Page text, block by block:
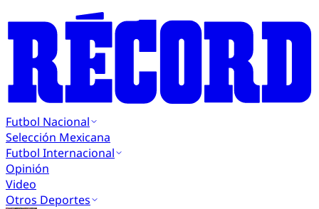
Futbol Nacional
Selección Mexicana
Futbol Internacional
Opinión
Video
Otros Deportes